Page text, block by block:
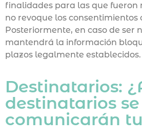
finalidades para las que fueron
no revoque los consentimientos
Posteriormente, en caso de ser
mantendrá la información
plazos legalmente establecidos.
Destinatarios:
destinatarios se
comunicarán